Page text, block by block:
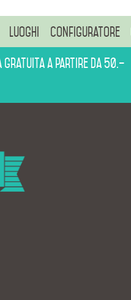
Luoghi Configuratore
gratuita a partire da 50.–